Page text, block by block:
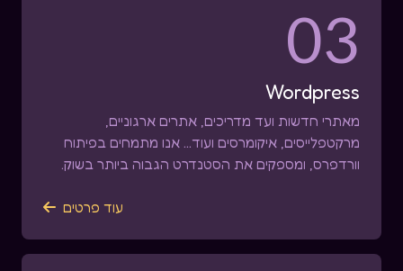
03
Wordpress
מאתרי חדשות ועד מדריכים, אתרים ארגוניים,
מרקטפלייסים, איקומרסים ועוד... אנו מתמחים בפיתוח
וורדפרס, ומספקים את הסטנדרט הגבוה ביותר בשוק.
עוד פרטים 